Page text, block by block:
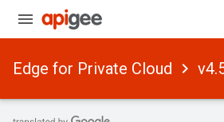
Edge for Private Cloud